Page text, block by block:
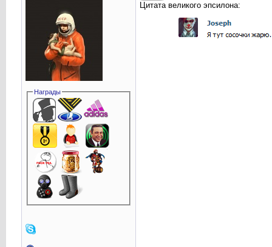
Награды
Цитата великого эпсилона: